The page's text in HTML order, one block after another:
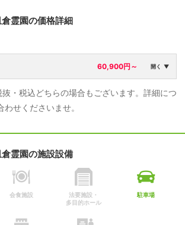
霊園の価格詳細
60,900円～ 開く ▼
永代使用料：
60,900円
・税込どちらの場合もございます。詳細につ
せくださいませ。
霊園の施設設備
会食施設
法要施設・
多目的ホール
駐車場